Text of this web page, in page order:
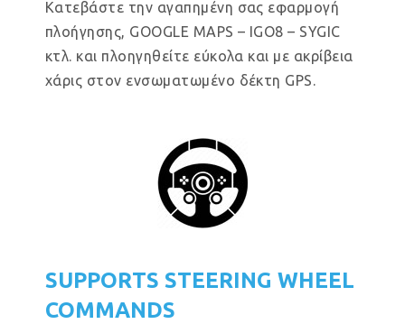
Κατεβάστε την αγαπημένη σας εφαρμογή
πλοήγησης, GOOGLE MAPS – IGO8 – SYGIC
κτλ. και πλοηγηθείτε εύκολα και με ακρίβεια
χάρις στον ενσωματωμένο δέκτη GPS.
SUPPORTS STEERING WHEEL
COMMANDS